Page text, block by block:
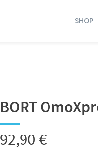
SHOP
BORT
92,90€